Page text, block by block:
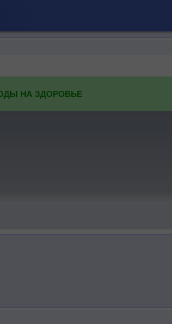
НА ЗДОРОВЬЕ